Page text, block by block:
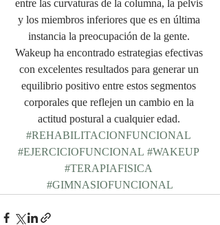
entre las curvaturas de la columna, la pelvis
y los miembros inferiores que es en última
instancia la preocupación de la gente.
Wakeup ha encontrado estrategias efectivas
con excelentes resultados para generar un
equilibrio positivo entre estos segmentos
corporales que reflejen un cambio en la
actitud postural a cualquier edad.
#REHABILITACIONFUNCIONAL
#EJERCICIOFUNCIONAL#WAKEUP
#TERAPIAFISICA
#GIMNASIOFUNCIONAL